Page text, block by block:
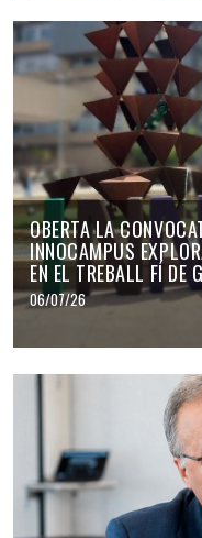
OBERTA LA
INNOCAMPUS
EN EL TREBALL FÍ DE
06/07/26